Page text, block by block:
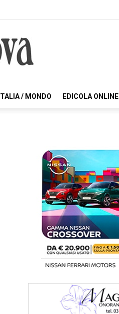
ITALIA / MONDO EDICOLA ONLINE